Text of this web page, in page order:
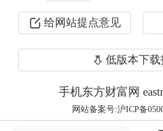
给网站提点意见
低版本下载
手机东方财富网
网站备案号:沪ICP备